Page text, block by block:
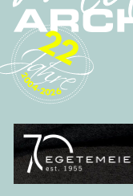
2004-2026
22